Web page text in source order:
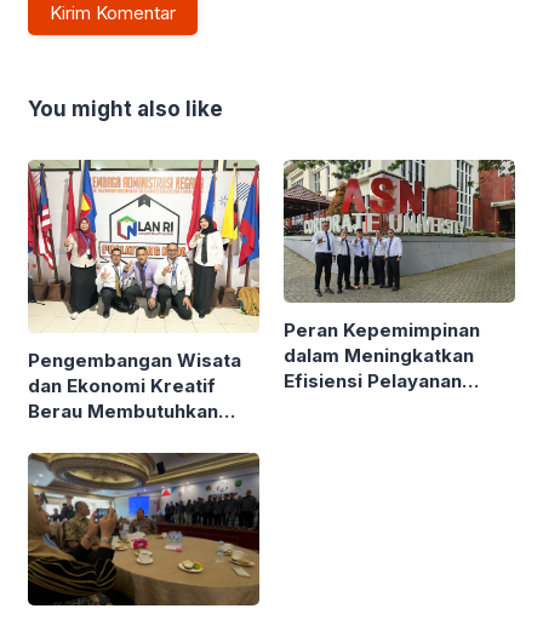
You might also like
Pengembangan Wisata
dan Ekonomi Kreatif
Berau Membutuhkan
Peran Kepemimpinan
dalam Meningkatkan
Efisiensi Pelayanan